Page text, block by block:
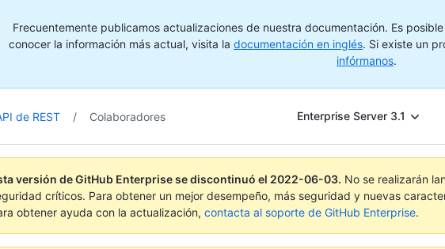
Frecuentemente publicamos actualizaciones de nuestra documentación. Es
conocer la información más actual, visita la documentación en inglés. Si existe un
infórmanos.
de REST / Colaboradores Enterprise Server 3.1
versión de GitHub Enterprise se discontinuó el 2022-06-03. No se realizarán
críticos. Para obtener un mejor desempeño, más seguridad y nuevas
obtener ayuda con la actualización, contacta al soporte de GitHub Enterprise.